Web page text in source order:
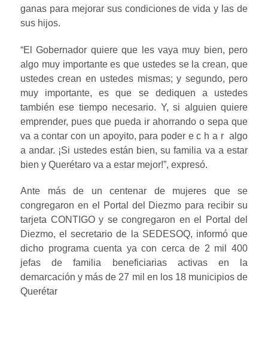
ganas para mejorar sus condiciones de vida y las de
sus hijos.
“El Gobernador quiere que les vaya muy bien, pero
algo muy importante es que ustedes se la crean, que
ustedes crean en ustedes mismas; y segundo, pero
muy importante, es que se dediquen a ustedes
también ese tiempo necesario. Y, si alguien quiere
emprender, pues que pueda ir ahorrando o sepa que
va a contar con un apoyito, para poder e c h a r algo
a andar. ¡Si ustedes están bien, su familia va a estar
bien y Querétaro va a estar mejor!”, expresó.
Ante más de un centenar de mujeres que se
congregaron en el Portal del Diezmo para recibir su
tarjeta CONTIGO y se congregaron en el Portal del
Diezmo, el secretario de la SEDESOQ, informó que
dicho programa cuenta ya con cerca de 2 mil 400
jefas de familia beneficiarias activas en la
demarcación y más de 27 mil en los 18 municipios de
Querétar